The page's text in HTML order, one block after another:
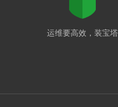
运维要高效，装宝塔